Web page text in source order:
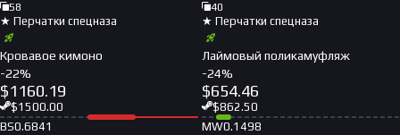
58
★ Перчатки спецназа
Кровавое кимоно
-22%
$1160.19
$1500.00
BS0.6841
40
★ Перчатки спецназа
Лаймовый поликамуфляж
-24%
$654.46
$862.50
MW0.1498